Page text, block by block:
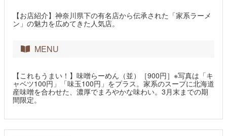
【お店紹介】神奈川県下の有名店から伝承された「家系ラーメ
ン」の魅力を広めてきた人気店。
MENU
【これもうまい！】味噌らーめん（並）［900円］※写真は「キ
ャベツ100円」「味玉100円」をプラス。家系のスープに北海道
産味噌を合わせた、濃厚でまろやかな味わい。3月末までの期
間限定。